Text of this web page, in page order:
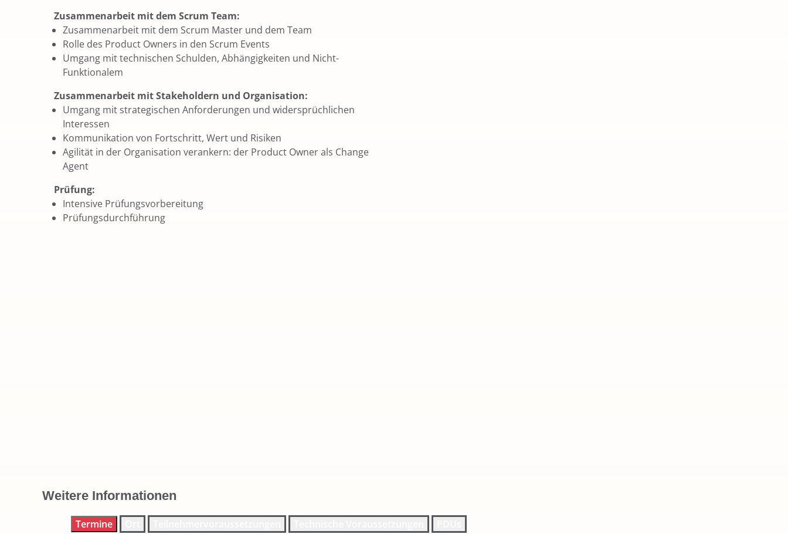
Zusammenarbeit mit dem Scrum Team:
Zusammenarbeit mit dem Scrum Master und dem Team
Rolle des Product Owners in den Scrum Events
Umgang mit technischen Schulden, Abhängigkeiten und Nicht-
Funktionalem
Zusammenarbeit mit Stakeholdern und Organisation:
Umgang mit strategischen Anforderungen und widersprüchlichen
Interessen
Kommunikation von Fortschritt, Wert und Risiken
Agilität in der Organisation verankern: der Product Owner als Change
Agent
Prüfung:
Intensive Prüfungsvorbereitung
Prüfungsdurchführung
Weitere Informationen
Termine